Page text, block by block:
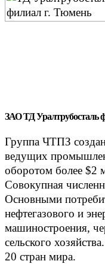
ЗАО ТД Уралтрубосталь
Группа ЧТПЗ
ведущих
оборотом более $2
Совокупная
Основными
нефтегазового и
машиностроения,
сельского
20 стран мира.